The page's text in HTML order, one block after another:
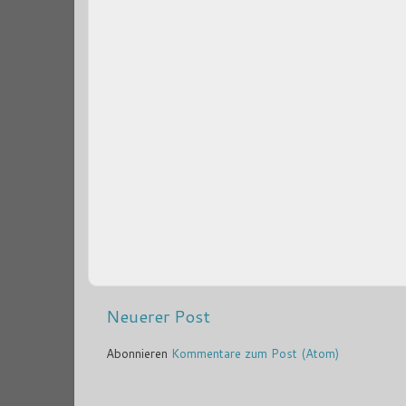
Neuerer Post
Abonnieren Kommentare zum Post (Atom)